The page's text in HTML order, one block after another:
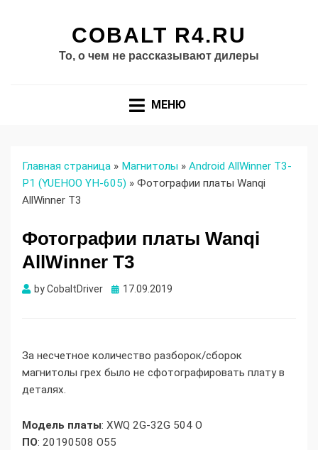
COBALT R4.RU
То, о чем не рассказывают дилеры
МЕНЮ
Главная страница » Магнитолы » Android AllWinner T3-
P1 (YUEHOO YH-605) » Фотографии платы Wanqi
AllWinner T3
Фотографии платы Wanqi
AllWinner T3
byCobaltDriver Опубликовано
17.09.2019
За несчетное количество разборок/сборок
магнитолы грех было не сфотографировать плату в
деталях.
Модель платы: XWQ 2G-32G 504 O
ПО: 20190508 O55